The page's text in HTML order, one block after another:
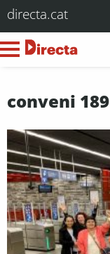
directa.cat
conveni 189